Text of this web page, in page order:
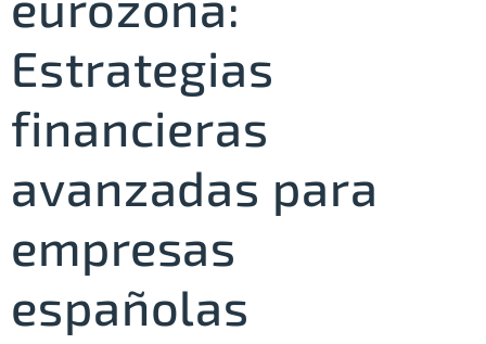
Estrategias
financieras
avanzadas para
empresas
españolas